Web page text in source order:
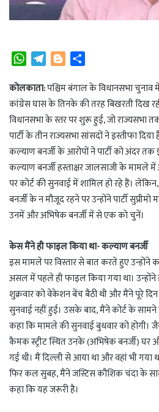
W
a
t
s
A
p
p
T
l
e
g
r
a
m
B
o
g
g
e
r
a
r
e
कोलकाता:पश्चिम बंगाल के विधानसभा
कांग्रेस घास के तिनके की तरह बिखरती दिख
विधानसभा के स्तर पर शुरू हुई, जो राज्यसभा
पार्टी के तीन राज्यसभा सांसदों ने इस्तीफा
कल्याण बनर्जी के आरोपों ने पार्टी को अंदर
कल्याण बनर्जी हस्ताक्षर जालसाजी के मामले
पर कोर्ट की सुनवाई में शामिल हो रहे हैं।
बनर्जी के न मौजूद रहने पर उन्होंने पार्टी
उनमें और अभिषेक बनर्जी में से एक को चुनें।
केस मैंने ही फाइल किया था- कल्याण बनर्जी
इस मामले पर विस्तार से बात करते हुए उन्होंने
असल में पहले ही फाइल किया गया था।
शुक्रवार को वेकेशन बेंच बैठी थी और मैंने पूरे
सुनवाई नहीं हुई। उसके बाद, मैंने कोर्ट के
कहा कि मामले की सुनवाई बुधवार को
कैमक स्ट्रीट स्थित उनके (अभिषेक बनर्जी)
गई थी। मैं दिल्ली से आया था और वहां भी गया
फिर कल सुबह, मैंने जस्टिस कौशिक चंदा के
कहा कि यह जरूरी है।